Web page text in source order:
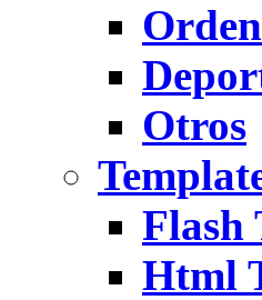
Otros
Flash
Html